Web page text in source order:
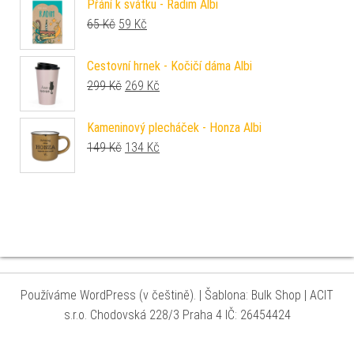
Přání k svátku - Radim Albi
65Kč Původní cena byla: 65 Kč.
59 Kč
Cestovní hrnek - Kočičí dáma Albi
299Kč Původní cena byla: 299 Kč.
269 Kč
Kameninový plecháček - Honza Albi
149Kč Původní cena byla: 149 Kč.
134 Kč
Používáme WordPress (v češtině). | Šablona: Bulk Shop | ACIT
s.r.o. Chodovská 228/3 Praha 4 IČ: 26454424